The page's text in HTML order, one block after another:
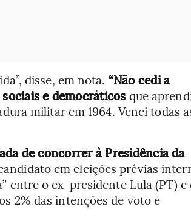
disse, em nota. “Não cedi a
e democráticos que
militar em 1964. Venci todas
de concorrer à Presidência da
em eleições prévias
entre o ex-presidente Lula (PT) e
2% das intenções de voto e